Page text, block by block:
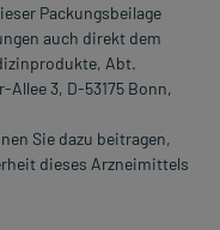
Packungsbeilage
auch direkt dem
Abt.
3, D-53175 Bonn,
Sie dazu beitragen,
dieses Arzneimittels